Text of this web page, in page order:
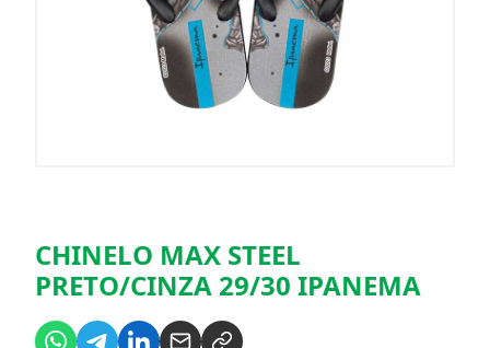
CHINELO MAX STEEL
PRETO/CINZA 29/30 IPANEMA